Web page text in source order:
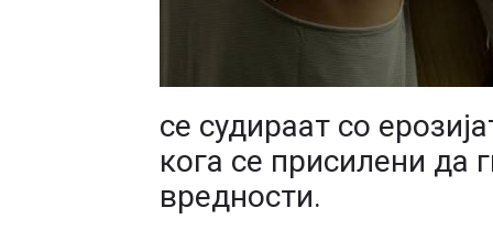
се судираат со
кога се присилени да
вредности.